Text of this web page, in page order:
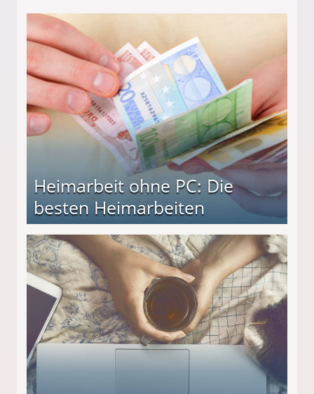
Heimarbeit ohne PC: Die
besten Heimarbeiten